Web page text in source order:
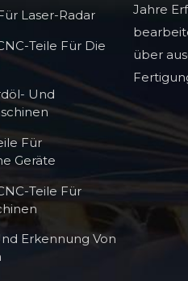
Laser-Radar
Teile Für Die
Und
Für
Geräte
Teile Für
Erkennung Von
Jahre
über